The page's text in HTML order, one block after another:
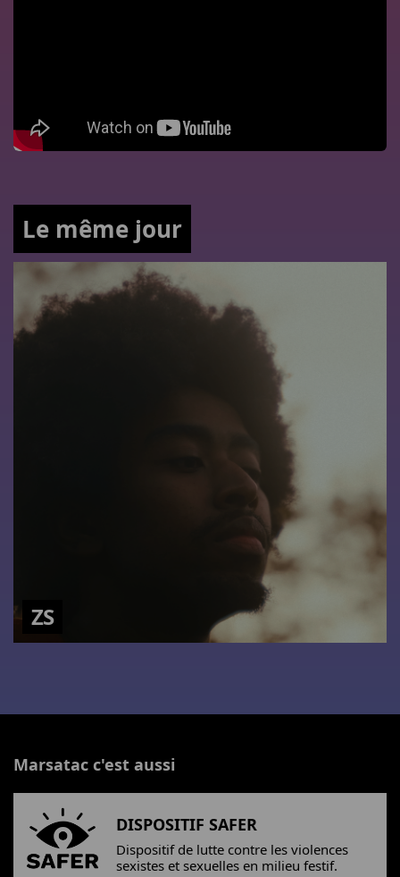
Le même jour
ZS
Marsatac c'est aussi
DISPOSITIF SAFER
Dispositif de lutte contre les violences
sexistes et sexuelles en milieu festif.